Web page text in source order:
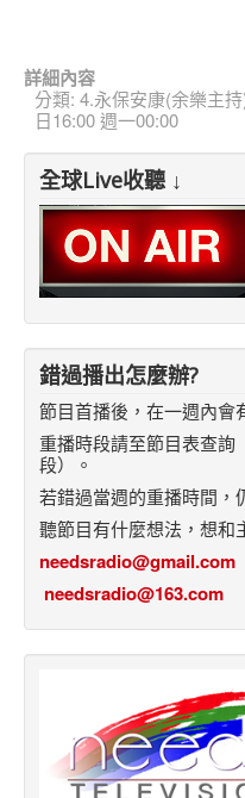
詳細內容
分類: 4.永保安康(余樂主
日16:00 週一00:00
全球Live收聽 ↓
錯過播出怎麼辦?
節目首播後，在一週內會
重播時段請至節目表查詢
段）。
若錯過當週的重播時間，
聽節目有什麼想法，想和
needsradio@gmail.com
needsradio@163.com